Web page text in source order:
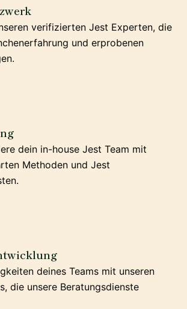
verifizierten Jest Experten, die
und erprobenen
dein in-house Jest Team mit
Methoden und Jest
deines Teams mit unseren
die unsere Beratungsdienste